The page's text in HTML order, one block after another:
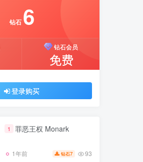
钻石 6
钻石会员
免费
登录购买
1 罪恶王权 Monark
1年前 钻石7 93